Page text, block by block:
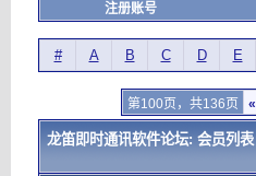
注册账号
# A B C D E
第100页，共136页 «
龙笛即时通讯软件论坛: 会员列表